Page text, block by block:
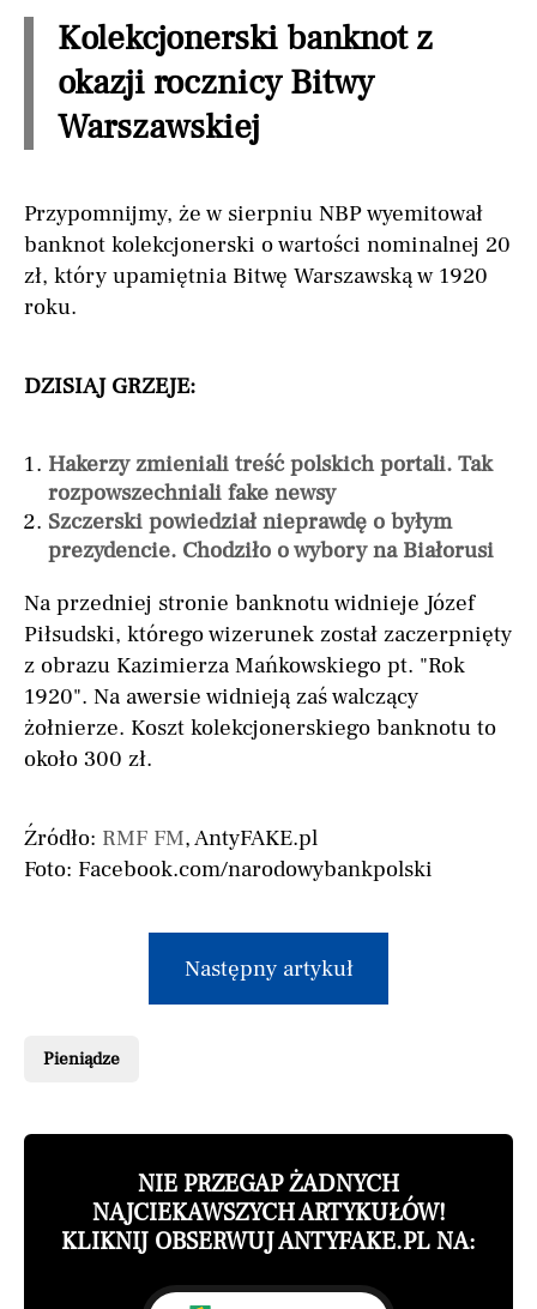
Kolekcjonerski banknot z
okazji rocznicy Bitwy
Warszawskiej
Przypomnijmy, że w sierpniu NBP wyemitował
banknot kolekcjonerski o wartości nominalnej 20
zł, który upamiętnia Bitwę Warszawską w 1920
roku.
DZISIAJ GRZEJE:
Hakerzy zmieniali treść polskich portali. Tak
rozpowszechniali fake newsy
Szczerski powiedział nieprawdę o byłym
prezydencie. Chodziło o wybory na Białorusi
Na przedniej stronie banknotu widnieje Józef
Piłsudski, którego wizerunek został zaczerpnięty
z obrazu Kazimierza Mańkowskiego pt. "Rok
1920". Na awersie widnieją zaś walczący
żołnierze. Koszt kolekcjonerskiego banknotu to
około 300 zł.
Źródło: RMF FM, AntyFAKE.pl
Foto: Facebook.com/narodowybankpolski
Następny artykuł
Pieniądze
NIE PRZEGAP ŻADNYCH
NAJCIEKAWSZYCH ARTYKUŁÓW!
KLIKNIJ OBSERWUJ ANTYFAKE.PL NA: